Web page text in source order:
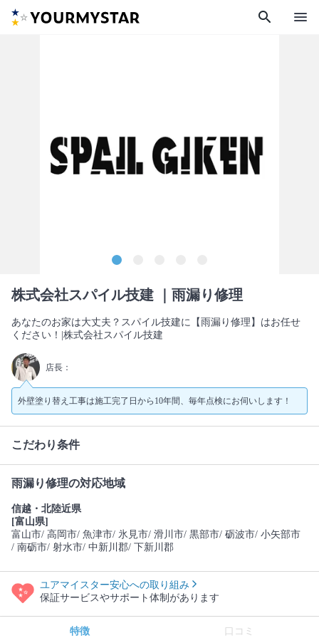
search menu
株式会社スパイル技建 ｜雨漏り修理
あなたのお家は大丈夫？スパイル技建に【雨漏り修理】はお任せ
ください！|株式会社スパイル技建
店長：
外壁塗り替え工事は施工完了日から10年間、毎年点検にお伺いします！
こだわり条件
雨漏り修理の対応地域
信越・北陸近県
[富山県]
富山市/ 高岡市/ 魚津市/ 氷見市/ 滑川市/ 黒部市/ 砺波市/ 小矢部市
/ 南砺市/ 射水市/ 中新川郡/ 下新川郡
ユアマイスター安心への取り組み
保証サービスやサポート体制があります
特徴 口コミ